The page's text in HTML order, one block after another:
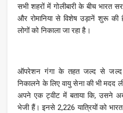
सभी शहरों में गोलीबारी के बीच भारत
और रोमानिया से विशेष उड़ानें शुरू
लोगों को निकाला जा रहा है।
ऑपरेशन गंगा के तहत जल्द से जल्द
निकालने के लिए वायु सेना की भी मदद
अपने एक ट्वीट में बताया कि, उसने
भेजी हैं। इनसे 2,226 यात्रियों को